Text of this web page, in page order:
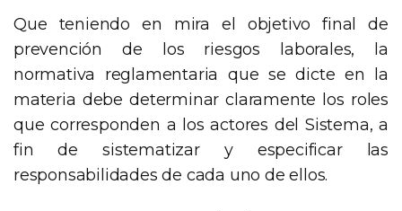
Que teniendo en mira el objetivo final de
prevención de los riesgos laborales, la
normativa reglamentaria que se dicte en la
materia debe determinar claramente los roles
que corresponden a los actores del Sistema, a
fin de sistematizar y especificar las
responsabilidades de cada uno de ellos.